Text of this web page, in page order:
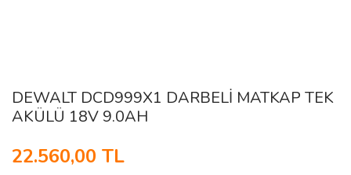
DEWALT DCD999X1 DARBELİ MATKAP TEK
AKÜLÜ 18V 9.0AH
22.560,00 TL